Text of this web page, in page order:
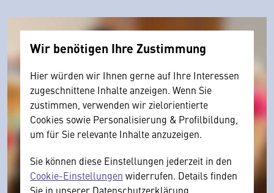
Wir benötigen Ihre Zustimmung
Hier würden wir Ihnen gerne auf Ihre Interessen
zugeschnittene Inhalte anzeigen. Wenn Sie
zustimmen, verwenden wir zielorientierte
Cookies sowie Personalisierung & Profilbildung,
um für Sie relevante Inhalte anzuzeigen.
Sie können diese Einstellungen jederzeit in den
Cookie-Einstellungen widerrufen. Details finden
Sie in unserer Datenschutzerklärung.